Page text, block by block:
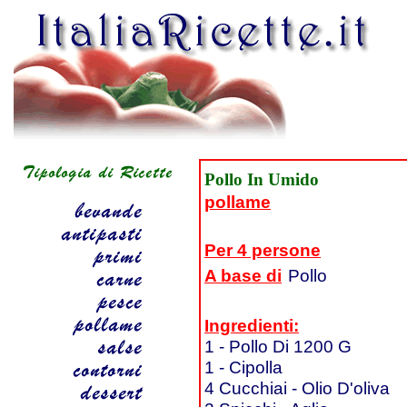
Pollo In Umido
pollame
Per 4 persone
A base di Pollo
Ingredienti:
1 - Pollo Di 1200 G
1 - Cipolla
4 Cucchiai - Olio D'oliva